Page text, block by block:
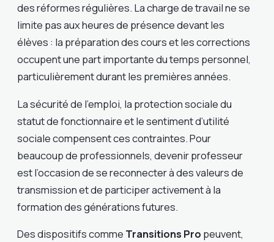
des réformes régulières. La charge de travail ne se
limite pas aux heures de présence devant les
élèves : la préparation des cours et les corrections
occupent une part importante du temps personnel,
particulièrement durant les premières années.
La sécurité de l’emploi, la protection sociale du
statut de fonctionnaire et le sentiment d’utilité
sociale compensent ces contraintes. Pour
beaucoup de professionnels, devenir professeur
est l’occasion de se reconnecter à des valeurs de
transmission et de participer activement à la
formation des générations futures.
Des dispositifs comme Transitions Pro peuvent,